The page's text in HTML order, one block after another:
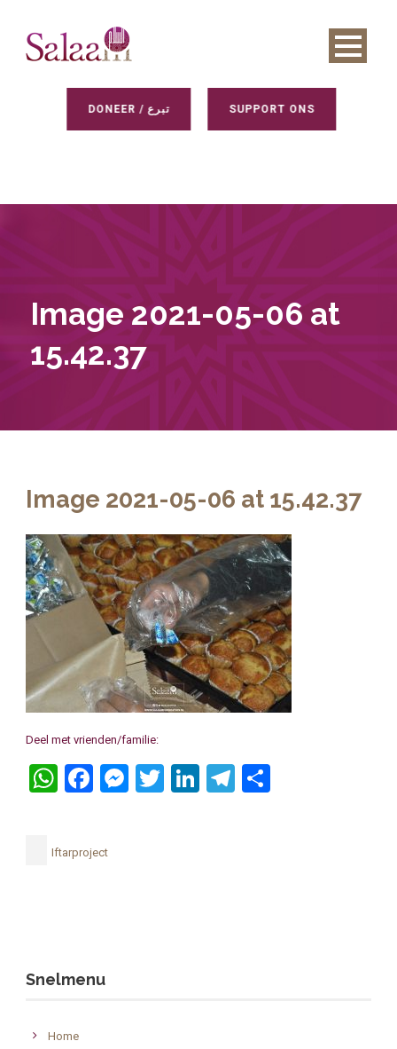
DONEER / تبرع SUPPORT ONS
Image 2021-05-06 at
15.42.37
Image 2021-05-06 at 15.42.37
Deel met vrienden/familie:
WhatsApp
Facebook
Messenger
Twitter
LinkedIn
Telegram
Iftarproject
Snelmenu
Home